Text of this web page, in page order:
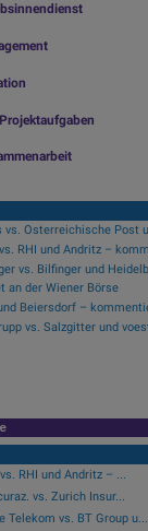
an der Wiener Börse
RHI und Andritz – ...
vs. Zurich Insur...
Telekom vs. BT Group u...